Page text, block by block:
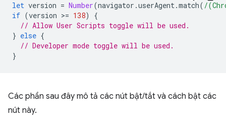
let version = Number(navigator .userAgent.match( /
if (version >= 138)
{
// Allow User Scripts toggle will be used.
} else {
// Developer mode toggle will be used.
}
Các phần sau đây mô tả các nút bật/tắt và cách bật các
nút này.